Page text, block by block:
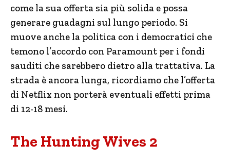
come la sua offerta sia più solida e possa
generare guadagni sul lungo periodo. Si
muove anche la politica con i democratici che
temono l’accordo con Paramount per i fondi
sauditi che sarebbero dietro alla trattativa. La
strada è ancora lunga, ricordiamo che l’offerta
di Netflix non porterà eventuali effetti prima
di 12-18 mesi.
The Hunting Wives 2